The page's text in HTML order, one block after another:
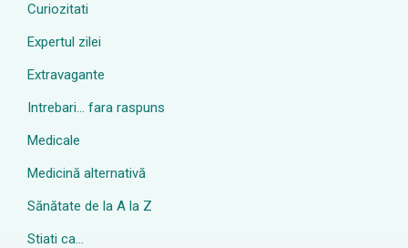
Curiozitati
Expertul zilei
Extravagante
Intrebari… fara raspuns
Medicale
Medicină alternativă
Sănătate de la A la Z
Stiati ca…